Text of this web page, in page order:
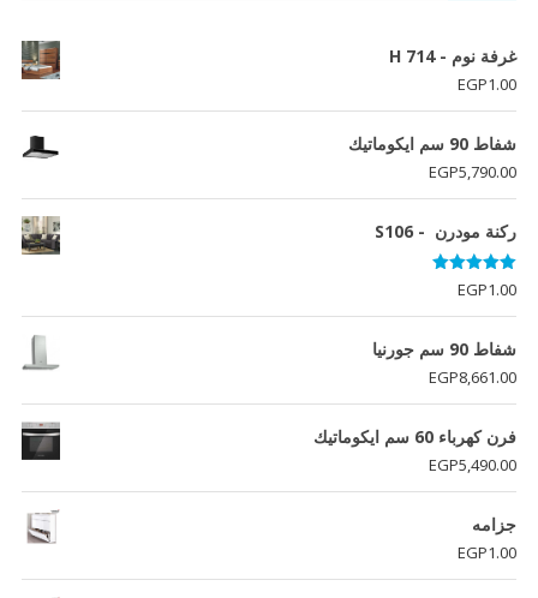
غرفة نوم - H 714
EGP1.00
شفاط 90 سم ايكوماتيك
EGP5,790.00
ركنة مودرن - S106
تم التقييم
5.00
من 5
EGP1.00
شفاط 90 سم جورنيا
EGP8,661.00
فرن كهرباء 60 سم ايكوماتيك
EGP5,490.00
جزامه
EGP1.00